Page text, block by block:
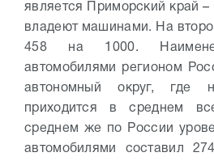
является Приморский край
владеют машинами. На
458 на 1000.
автомобилями регионом
автономный округ, где
приходится в среднем
среднем же по России
автомобилями составил